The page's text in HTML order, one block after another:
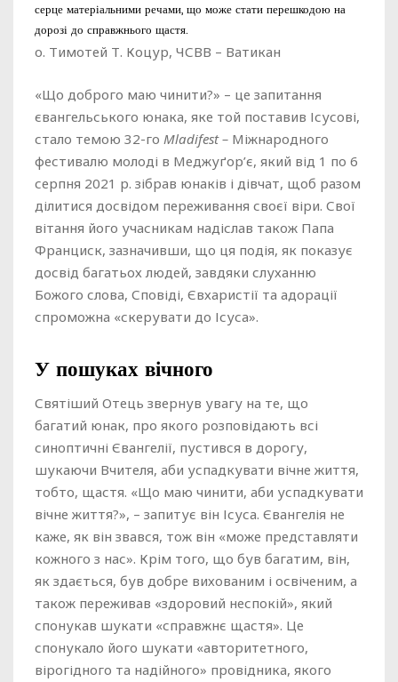
серце матеріальними речами, що може стати перешкодою на
дорозі до справжнього щастя.
о. Тимотей Т. Коцур, ЧСВВ – Ватикан
«Що доброго маю чинити?» – це запитання
євангельського юнака, яке той поставив Ісусові,
стало темою 32-го Mladifest – Міжнародного
фестивалю молоді в Меджуґор’є, який від 1 по 6
серпня 2021 р. зібрав юнаків і дівчат, щоб разом
ділитися досвідом переживання своєї віри. Свої
вітання його учасникам надіслав також Папа
Франциск, зазначивши, що ця подія, як показує
досвід багатьох людей, завдяки слуханню
Божого слова, Сповіді, Євхаристії та адорації
спроможна «скерувати до Ісуса».
У пошуках вічного
Святіший Отець звернув увагу на те, що
багатий юнак, про якого розповідають всі
синоптичні Євангелії, пустився в дорогу,
шукаючи Вчителя, аби успадкувати вічне життя,
тобто, щастя. «Що маю чинити, аби успадкувати
вічне життя?», – запитує він Ісуса. Євангелія не
каже, як він звався, тож він «може представляти
кожного з нас». Крім того, що був багатим, він,
як здається, був добре вихованим і освіченим, а
також переживав «здоровий неспокій», який
спонукав шукати «справжнє щастя». Це
спонукало його шукати «авторитетного,
вірогідного та надійного» провідника, якого